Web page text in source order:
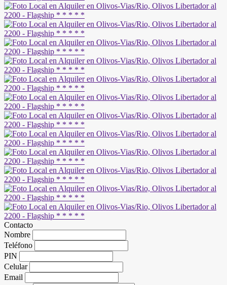
Contacto
Nombre
Teléfono
PIN
Celular
Email